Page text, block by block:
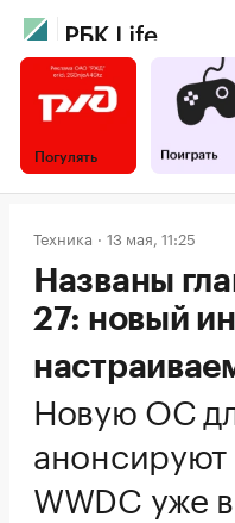
Погулять
Техника 13 мая, 11:25
Названы
27: новый
Новую ОС
WWDC уже